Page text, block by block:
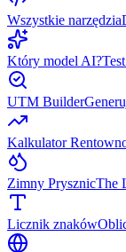
Wszystkie narzędzia
Który model AI?
UTM Builder
Kalkulator
Zimny PrysznicThe
Licznik znaków